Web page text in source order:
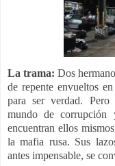
La trama: Dos
de repente envueltos
para ser verdad.
mundo de corrupción
encuentran ellos
la mafia rusa. Sus
antes impensable, se